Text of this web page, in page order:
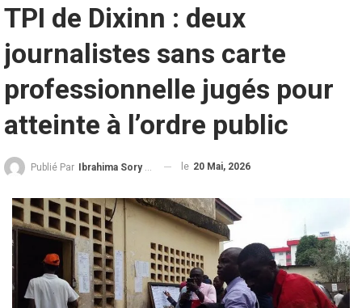
TPI de Dixinn : deux
journalistes sans carte
professionnelle jugés pour
atteinte à l’ordre public
Publié Par Ibrahima Sory Diallo le 20 Mai, 2026